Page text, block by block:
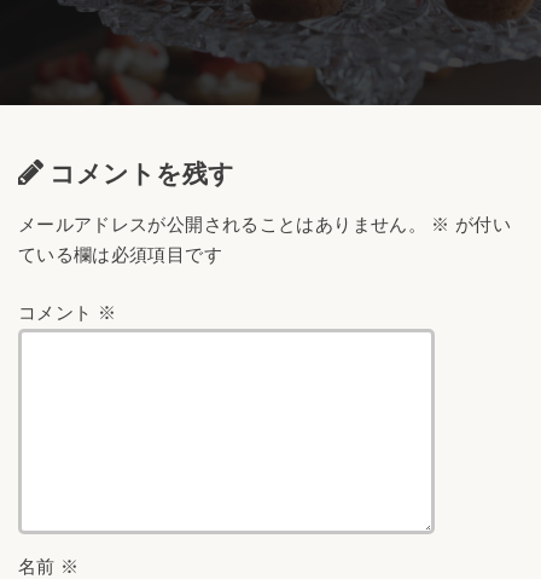
コメントを残す
メールアドレスが公開されることはありません。 ※ が付い
ている欄は必須項目です
コメント ※
名前 ※